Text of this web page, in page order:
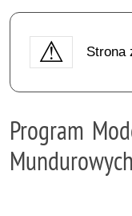
Strona
Program
Mundurowych